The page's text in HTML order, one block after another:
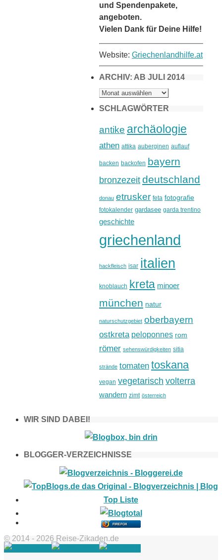
und Spendenpakete,
angeboten.
Vielen Dank für Deine Hilfe!
Website: Griechenlandhilfe.at
ARCHIV: AB JULI 2014
ARCHIV:
AB
2014
SCHLAGWÖRTER
antike archäologie
athen attika auberginen auflauf
backen backofen bayern
bronzezeit deutschland
donau etrusker feta fotografie
fotokalender gardasee garda trentino
geschichte
griechenland
hackfleisch isar italien
knoblauch kreta minoer
münchen natur
naturschutzgebiet oberbayern
ostkreta peloponnes rom
römer sehenswürdigkeiten sitia
strände tomaten toskana
vegan vegetarisch volterra
wandern zimt österreich
WIR SIND DABEI!
BLOGGER-VERZEICHNISSE
FIREFOX
© 2014 - 2026 Reise-Zikaden.de